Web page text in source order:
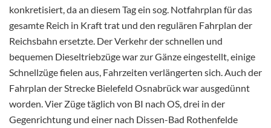
konkretisiert, da an diesem Tag ein sog. Notfahrplan für das
gesamte Reich in Kraft trat und den regulären Fahrplan der
Reichsbahn ersetzte. Der Verkehr der schnellen und
bequemen Dieseltriebzüge war zur Gänze eingestellt, einige
Schnellzüge fielen aus, Fahrzeiten verlängerten sich. Auch der
Fahrplan der Strecke Bielefeld Osnabrück war ausgedünnt
worden. Vier Züge täglich von BI nach OS, drei in der
Gegenrichtung und einer nach Dissen-Bad Rothenfelde